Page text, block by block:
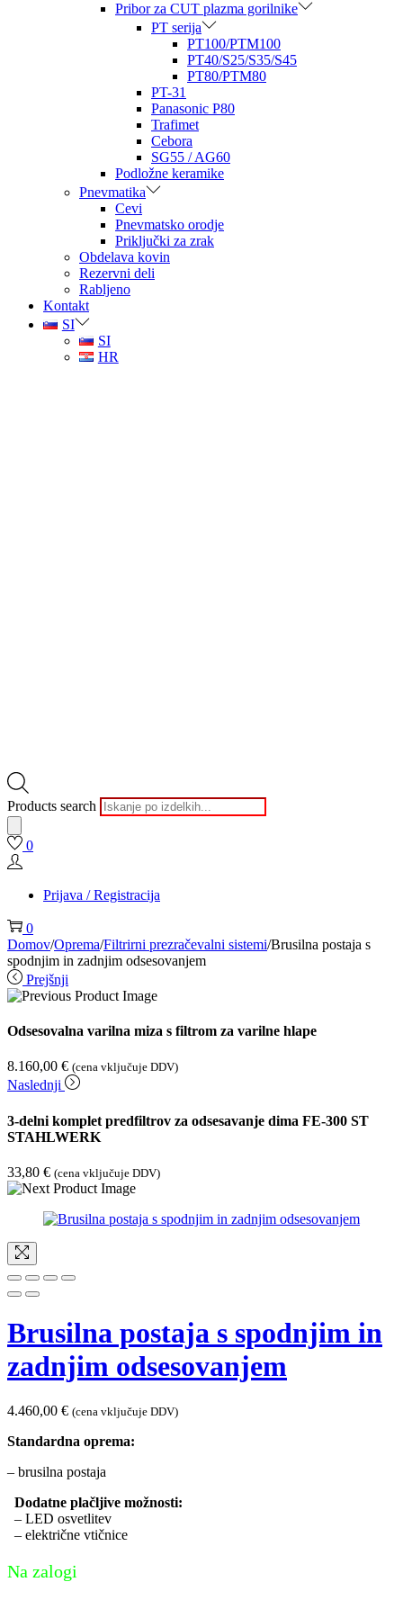
Pribor za CUT plazma gorilnike
PT serija
PT100/PTM100
PT40/S25/S35/S45
PT80/PTM80
PT-31
Panasonic P80
Trafimet
Cebora
SG55 / AG60
Podložne keramike
Pnevmatika
Cevi
Pnevmatsko orodje
Priključki za zrak
Obdelava kovin
Rezervni deli
Rabljeno
Kontakt
SI
SI
HR
Products search
0
Prijava / Registracija
0
Domov/Oprema/Filtrirni prezračevalni sistemi/Brusilna postaja s
spodnjim in zadnjim odsesovanjem
Prejšnji
Odsesovalna varilna miza s filtrom za varilne hlape
8.160,00 € (cena vključuje DDV)
Naslednji
3-delni komplet predfiltrov za odsesavanje dima FE-300 ST
STAHLWERK
33,80 € (cena vključuje DDV)
Brusilna postaja s spodnjim in
zadnjim odsesovanjem
4.460,00 € (cena vključuje DDV)
Standardna oprema:
– brusilna postaja
Dodatne plačljive možnosti:
– LED osvetlitev
– električne vtičnice
Na zalogi